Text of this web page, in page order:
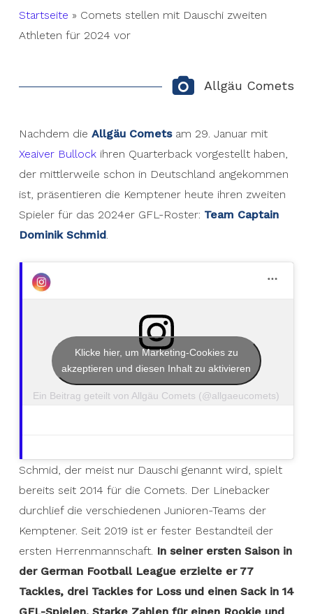
Startseite » Comets stellen mit Dauschi zweiten
Athleten für 2024 vor
Allgäu Comets
Nachdem die Allgäu Cometsam 29. Januar mit
Xeaiver Bullockihren Quarterback vorgestellt haben,
der mittlerweile schon in Deutschland angekommen
ist, präsentieren die Kemptener heute ihren zweiten
Spieler für das 2024er GFL-Roster: Team Captain
Dominik Schmid.
Ein Beitrag geteilt von Allgäu Comets (@allgaeucomets)
Klicke hier, um Marketing-Cookies zu
akzeptieren und diesen Inhalt zu aktivieren
Schmid, der meist nur Dauschi genannt wird, spielt
bereits seit 2014 für die Comets. Der Linebacker
durchlief die verschiedenen Junioren-Teams der
Kemptener. Seit 2019 ist er fester Bestandteil der
ersten Herrenmannschaft. In seiner ersten Saison in
der German Football League erzielte er 77
Tackles, drei Tackles for Loss und einen Sack in 14